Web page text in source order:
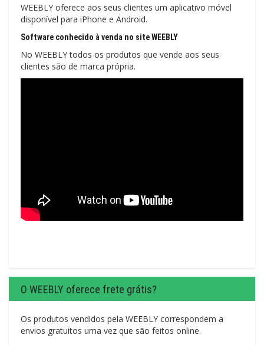
WEEBLY oferece aos seus clientes um aplicativo móvel
disponível para iPhone e Android.
Software conhecido à venda no site WEEBLY
No WEEBLY todos os produtos que vende aos seus
clientes são de marca própria.
O WEEBLY oferece frete grátis?
Os produtos vendidos pela WEEBLY correspondem a
envios gratuitos uma vez que são feitos online.